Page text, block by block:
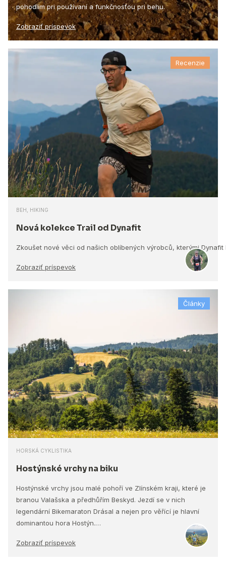
pohodlím pri používaní a funkčnosťou pri behu.
Zobraziť príspevok
Recenzie
BEH, HIKING
Nová kolekce Trail od Dynafit
Zkoušet nové věci od našich oblíbených výrobců, kterými
Zobraziť príspevok
Články
HORSKÁ CYKLISTIKA
Hostýnské vrchy na biku
Hostýnské vrchy jsou malé pohoří ve Zlínském kraji, které je
branou Valašska a předhůřím Beskyd. Jezdí se v nich
legendární Bikemaraton Drásal a nejen pro věřící je hlavní
dominantou hora Hostýn.…
Zobraziť príspevok